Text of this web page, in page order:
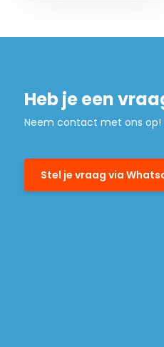
Heb je een
Neem contact met ons op!
Stel je vraag via